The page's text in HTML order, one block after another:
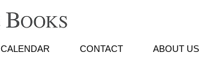
CALENDAR CONTACT ABOUT US